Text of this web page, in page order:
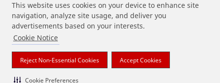
This website uses cookies on your device to enhance site
navigation, analyze site usage, and deliver you
advertisements based on your interests.
Cookie Notice
Reject Non-Essential Cookies Accept Cookies
Cookie Preferences
상기 열거된 브랜드는 3M의 상표입니다.